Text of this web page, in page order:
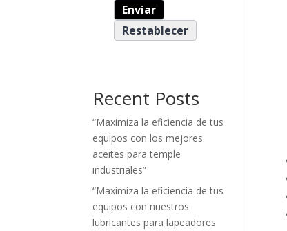
Recent Posts
“Maximiza la eficiencia de tus
equipos con los mejores
aceites para temple
industriales”
“Maximiza la eficiencia de tus
equipos con nuestros
lubricantes para lapeadores